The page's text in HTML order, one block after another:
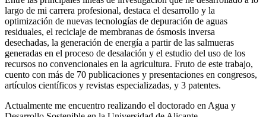
largo de mi carrera profesional, destaca el desarrollo y la
optimización de nuevas tecnologías de depuración de aguas
residuales, el reciclaje de membranas de ósmosis inversa
desechadas, la generación de energía a partir de las salmueras
generadas en el proceso de desalación y el estudio del uso de los
recursos no convencionales en la agricultura. Fruto de este trabajo,
cuento con más de 70 publicaciones y presentaciones en congresos,
artículos científicos y revistas especializadas, y 3 patentes.
Actualmente me encuentro realizando el doctorado en Agua y